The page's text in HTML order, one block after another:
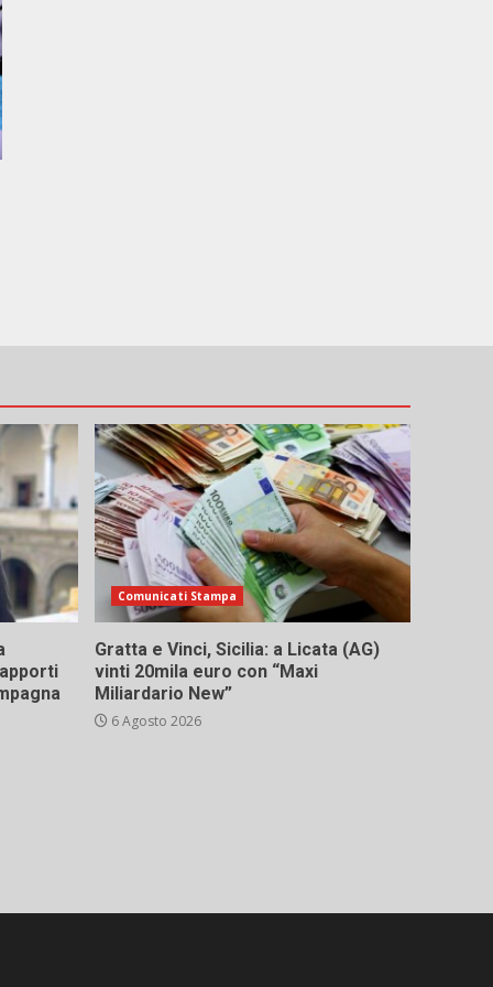
Comunicati Stampa
Gratta e Vinci, Sicilia: a Licata (AG)
vinti 20mila euro con “Maxi
Miliardario New”
6 Agosto 2026